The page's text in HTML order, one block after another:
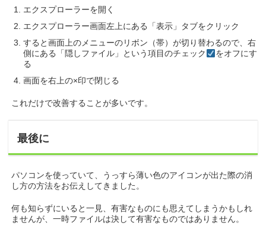
エクスプローラーを開く
エクスプローラー画面左上にある「表示」タブをクリック
すると画面上のメニューのリボン（帯）が切り替わるので、右
側にある「隠しファイル」という項目のチェック
をオフにす
る
画面を右上の×印で閉じる
これだけで改善することが多いです。
最後に
パソコンを使っていて、うっすら薄い色のアイコンが出た際の消
し方の方法をお伝えしてきました。
何も知らずにいると一見、有害なものにも思えてしまうかもしれ
ませんが、一時ファイルは決して有害なものではありません。